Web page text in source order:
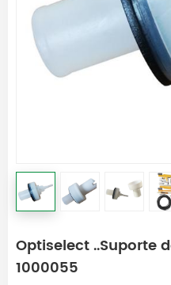
Optiselect ..Suporte
1000055